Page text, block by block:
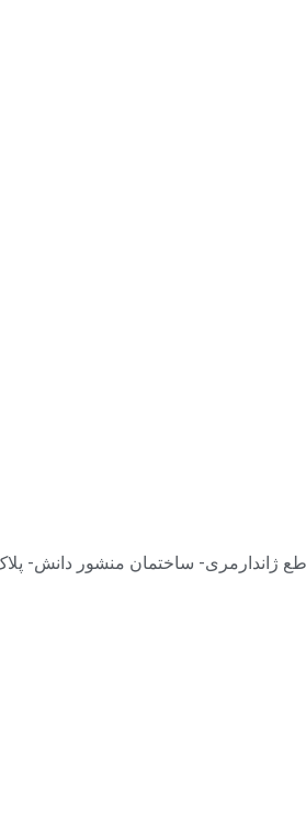
ساختمان منشور دانش- پلاک 50- ط 2- واحد